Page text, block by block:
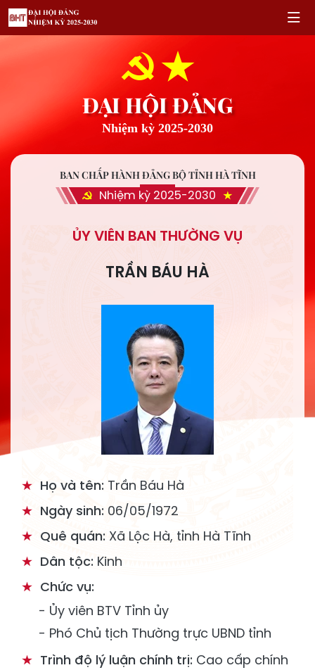
ĐẠI HỘI ĐẢNG
Nhiệm kỳ 2025-2030
BAN CHẤP HÀNH ĐẢNG BỘ TỈNH HÀ TĨNH
Nhiệm kỳ 2025-2030
ỦY VIÊN BAN THƯỜNG VỤ
TRẦN BÁU HÀ
Họ và tên: Trần Báu Hà
Ngày sinh: 06/05/1972
Quê quán: Xã Lộc Hà, tỉnh Hà Tĩnh
Dân tộc: Kinh
Chức vụ:
- Ủy viên BTV Tỉnh ủy
- Phó Chủ tịch Thường trực UBND tỉnh
Trình độ lý luận chính trị: Cao cấp chính